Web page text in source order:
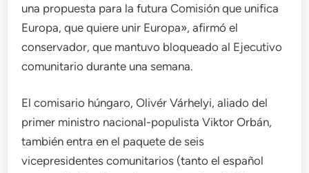
una propuesta para la futura Comisión que unifica
Europa, que quiere unir Europa», afirmó el
conservador, que mantuvo bloqueado al Ejecutivo
comunitario durante una semana.
El comisario húngaro, Olivér Várhelyi, aliado del
primer ministro nacional-populista Viktor Orbán,
también entra en el paquete de seis
vicepresidentes comunitarios (tanto el español